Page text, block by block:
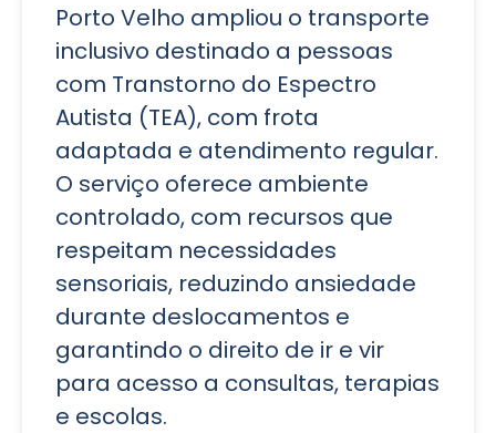
Porto Velho ampliou o transporte
inclusivo destinado a pessoas
com Transtorno do Espectro
Autista (TEA), com frota
adaptada e atendimento regular.
O serviço oferece ambiente
controlado, com recursos que
respeitam necessidades
sensoriais, reduzindo ansiedade
durante deslocamentos e
garantindo o direito de ir e vir
para acesso a consultas, terapias
e escolas.